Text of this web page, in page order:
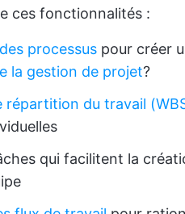
ces fonctionnalités :
processus pour créer
la gestion de projet?️
répartition du travail
qui facilitent la